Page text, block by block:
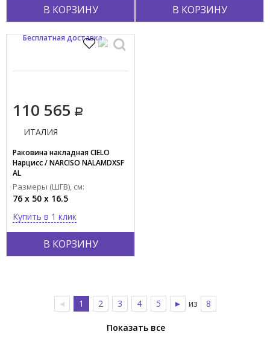
В КОРЗИНУ В КОРЗИНУ
110 565
В КОРЗИНУ
ИТАЛИЯ
Раковина накладная CIELO
Нарцисс / NARCISO NALAMDXSF
AL
Размеры (ШГВ), см:
76 x 50 x 16.5
Купить в 1 клик
Бесплатная доставка
◄ 1 2 3 4 5 ► из 8
Показать все